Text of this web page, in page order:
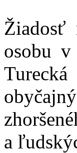
Žiadosť
osobu
a